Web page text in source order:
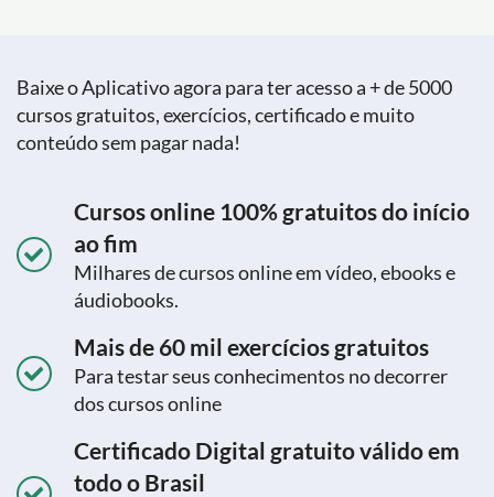
Baixe o Aplicativo agora para ter acesso a + de 5000
cursos gratuitos, exercícios, certificado e muito
conteúdo sem pagar nada!
Cursos online 100% gratuitos do início
ao fim
Milhares de cursos online em vídeo, ebooks e
áudiobooks.
Mais de 60 mil exercícios gratuitos
Para testar seus conhecimentos no decorrer
dos cursos online
Certificado Digital gratuito válido em
todo o Brasil